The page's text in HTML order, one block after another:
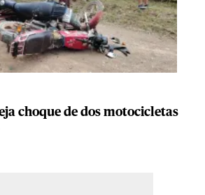
choque de dos motocicletas